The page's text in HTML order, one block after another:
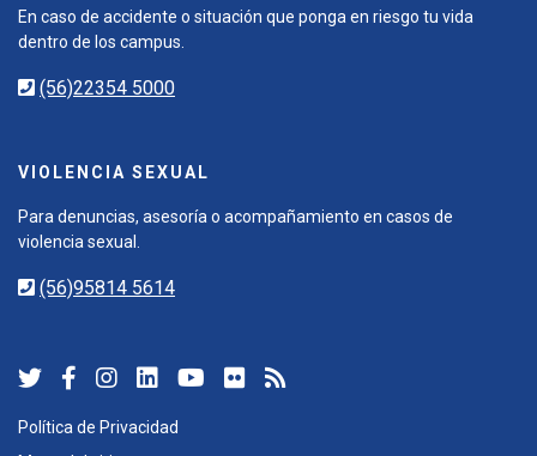
En caso de accidente o situación que ponga en riesgo tu vida
dentro de los campus.
(56)22354 5000
VIOLENCIA SEXUAL
Para denuncias, asesoría o acompañamiento en casos de
violencia sexual.
(56)95814 5614
Política de Privacidad